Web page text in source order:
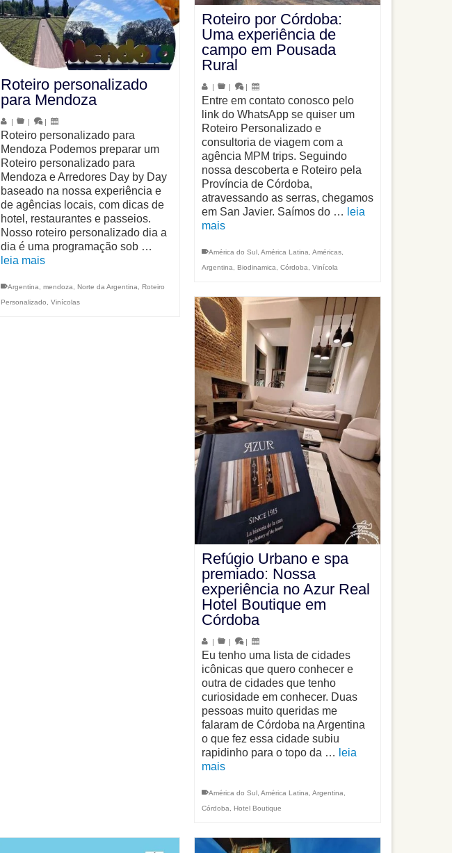
Roteiro personalizado
para Mendoza
| | |
Roteiro personalizado para
Mendoza Podemos preparar um
Roteiro personalizado para
Mendoza e Arredores Day by Day
baseado na nossa experiência e
de agências locais, com dicas de
hotel, restaurantes e passeios.
Nosso roteiro personalizado dia a
dia é uma programação sob …
leia mais
Argentina mendoza Norte da Argentina
Roteiro
Personalizado
Vinícolas
Roteiro por Córdoba:
Uma experiência de
campo em Pousada
Rural
Entre em contato conosco pelo
link do WhatsApp se quiser um
Roteiro Personalizado e
consultoria de viagem com a
agência MPM trips. Seguindo
nossa descoberta e Roteiro pela
Província de Córdoba,
atravessando as serras, chegamos
em San Javier. Saímos do … leia
mais
América do Sul, América Latina, Américas,
Argentina, Biodinamica, Córdoba, Vinícola
Refúgio Urbano e spa
premiado: Nossa
experiência no Azur Real
Hotel Boutique em
Córdoba
| | |
Eu tenho uma lista de cidades
icônicas que quero conhecer e
outra de cidades que tenho
curiosidade em conhecer. Duas
pessoas muito queridas me
falaram de Córdoba na Argentina
o que fez essa cidade subiu
rapidinho para o topo da … leia
mais
América do Sul, América Latina Argentina
Córdoba
Hotel Boutique